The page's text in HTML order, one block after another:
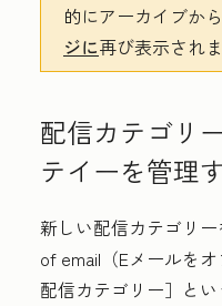
的にアーカイブか
ジに再び表示されま
配信カテゴリ
テイーを管理
新しい配信カテゴリ
of email（Eメールを
配信カテゴリー］ と